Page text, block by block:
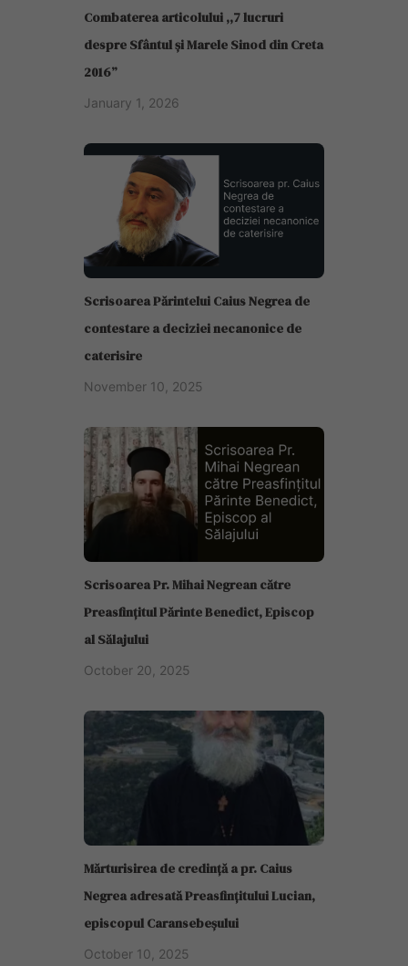
Combaterea articolului ,,7 lucruri
despre Sfântul și Marele Sinod din Creta
2016”
January 1, 2026
Scrisoarea Părintelui Caius Negrea de
contestare a deciziei necanonice de
caterisire
November 10, 2025
Scrisoarea Pr. Mihai Negrean către
Preasfințitul Părinte Benedict, Episcop
al Sălajului
October 20, 2025
Mărturisirea de credință a pr. Caius
Negrea adresată Preasfințitului Lucian,
episcopul Caransebeșului
October 10, 2025